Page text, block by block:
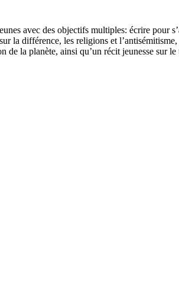
avec des objectifs multiples: écrire pour
la différence, les religions et
la planète, ainsi qu’un récit jeunesse sur